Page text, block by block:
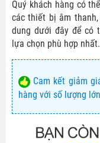
Quý khách hàng có
các thiết bị âm
dung dưới đây để có
lựa chọn phù hợp nhất.
Cam kết giảm
hàng với số lượng